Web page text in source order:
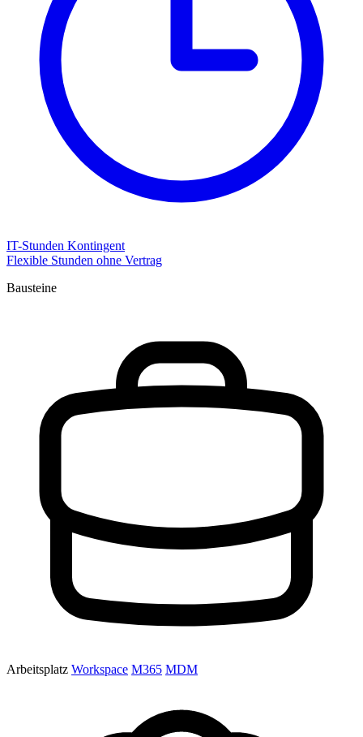
IT-Stunden Kontingent
Flexible Stunden ohne Vertrag
Bausteine
Arbeitsplatz Workspace M365 MDM